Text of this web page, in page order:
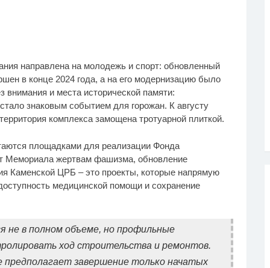
направлена на молодежь и спорт: обновленный
в конце 2024 года, а на его модернизацию было
и места исторической памяти:
знаковым событием для горожан. К августу
комплекса замощена тротуарной плиткой.
площадками для реализации Фонда
Мемориала жертвам фашизма, обновление
Каменской ЦРБ – это проекты, которые напрямую
медицинской помощи и сохранение
не в полном объеме, но профильные
ход строительства и ремонтов.
завершение только начатых